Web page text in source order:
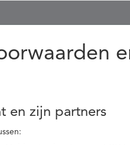
en zijn partners